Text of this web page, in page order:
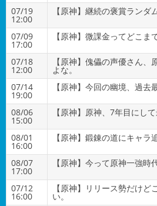
07/19
12:00
【原神】継続の褒賞ランダ
07/09
17:00
【原神】微課金ってどこま
07/18
12:00
【原神】傀儡の声優さん
よな。
07/14
19:00
【原神】今回の幽境、過去
08/06
15:00
【原神】原神、7年目にし
08/01
16:00
【原神】鍛錬の道にキャ
08/07
17:00
【原神】今って原神一強時
07/12
16:00
【原神】リリース勢だけ
い。